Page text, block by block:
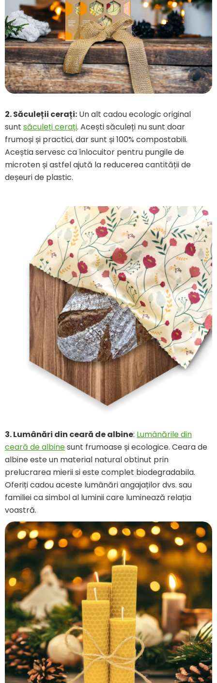
2.Săculeții cerați: Un alt cadou ecologic original
sunt săculeți cerați. Acești săculeți nu sunt doar
frumoși și practici, dar sunt și 100% compostabili.
Aceștia servesc ca înlocuitor pentru pungile de
microten și astfel ajută la reducerea cantității de
deșeuri de plastic.
3.Lumânări din ceară de albine: Lumânările din
ceară de albinesunt frumoase și ecologice. Ceara de
albine este un material natural obtinut prin
prelucrarea mierii si este complet biodegradabila.
Oferiți cadou aceste lumânări angajaților dvs. sau
familiei ca simbol al luminii care luminează relația
voastră.